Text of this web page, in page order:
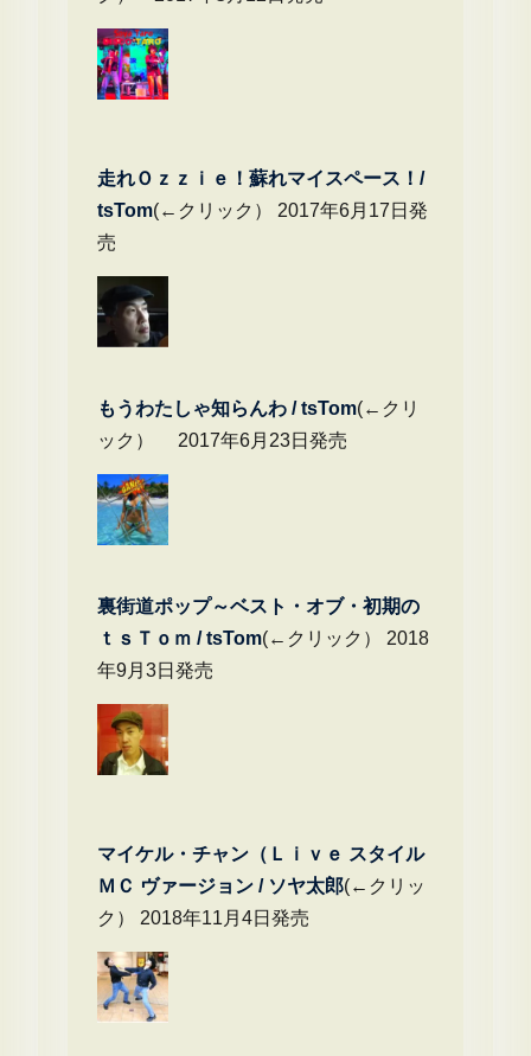
走れＯｚｚｉｅ！蘇れマイスペース！/
tsTom(←クリック） 2017年6月17日発
売
もうわたしゃ知らんわ / tsTom(←クリ
ック） 2017年6月23日発売
裏街道ポップ～ベスト・オブ・初期の
ｔｓＴｏｍ / tsTom(←クリック） 2018
年9月3日発売
マイケル・チャン（Ｌｉｖｅ スタイル
ＭＣ ヴァージョン / ソヤ太郎(←クリッ
ク） 2018年11月4日発売